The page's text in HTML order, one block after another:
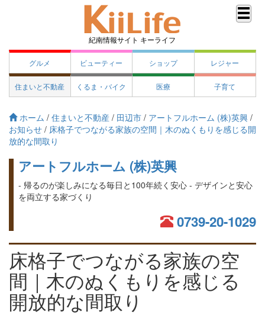
紀南情報サイト キーライフ
グルメ ビューティー ショップ レジャー
住まいと不動産 くるま・バイク 医療 子育て
ホーム / 住まいと不動産 / 田辺市 / アートフルホーム (株)英興 /
お知らせ / 床格子でつながる家族の空間｜木のぬくもりを感じる開
放的な間取り
アートフルホーム (株)英興
- 帰るのが楽しみになる毎日と100年続く安心 - デザインと安心
を両立する家づくり
0739-20-1029
床格子でつながる家族の空
間｜木のぬくもりを感じる
開放的な間取り